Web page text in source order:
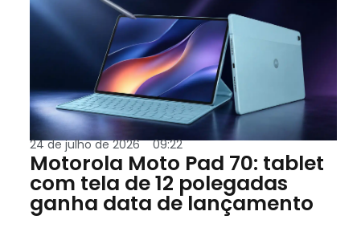
24 de julho de 2026 09:22
Motorola Moto Pad 70: tablet
com tela de 12 polegadas
ganha data de lançamento